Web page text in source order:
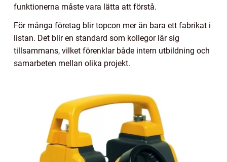
funktionerna måste vara lätta att förstå.
För många företag blir topcon mer än bara ett fabrikat i
listan. Det blir en standard som kollegor lär sig
tillsammans, vilket förenklar både intern utbildning och
samarbeten mellan olika projekt.